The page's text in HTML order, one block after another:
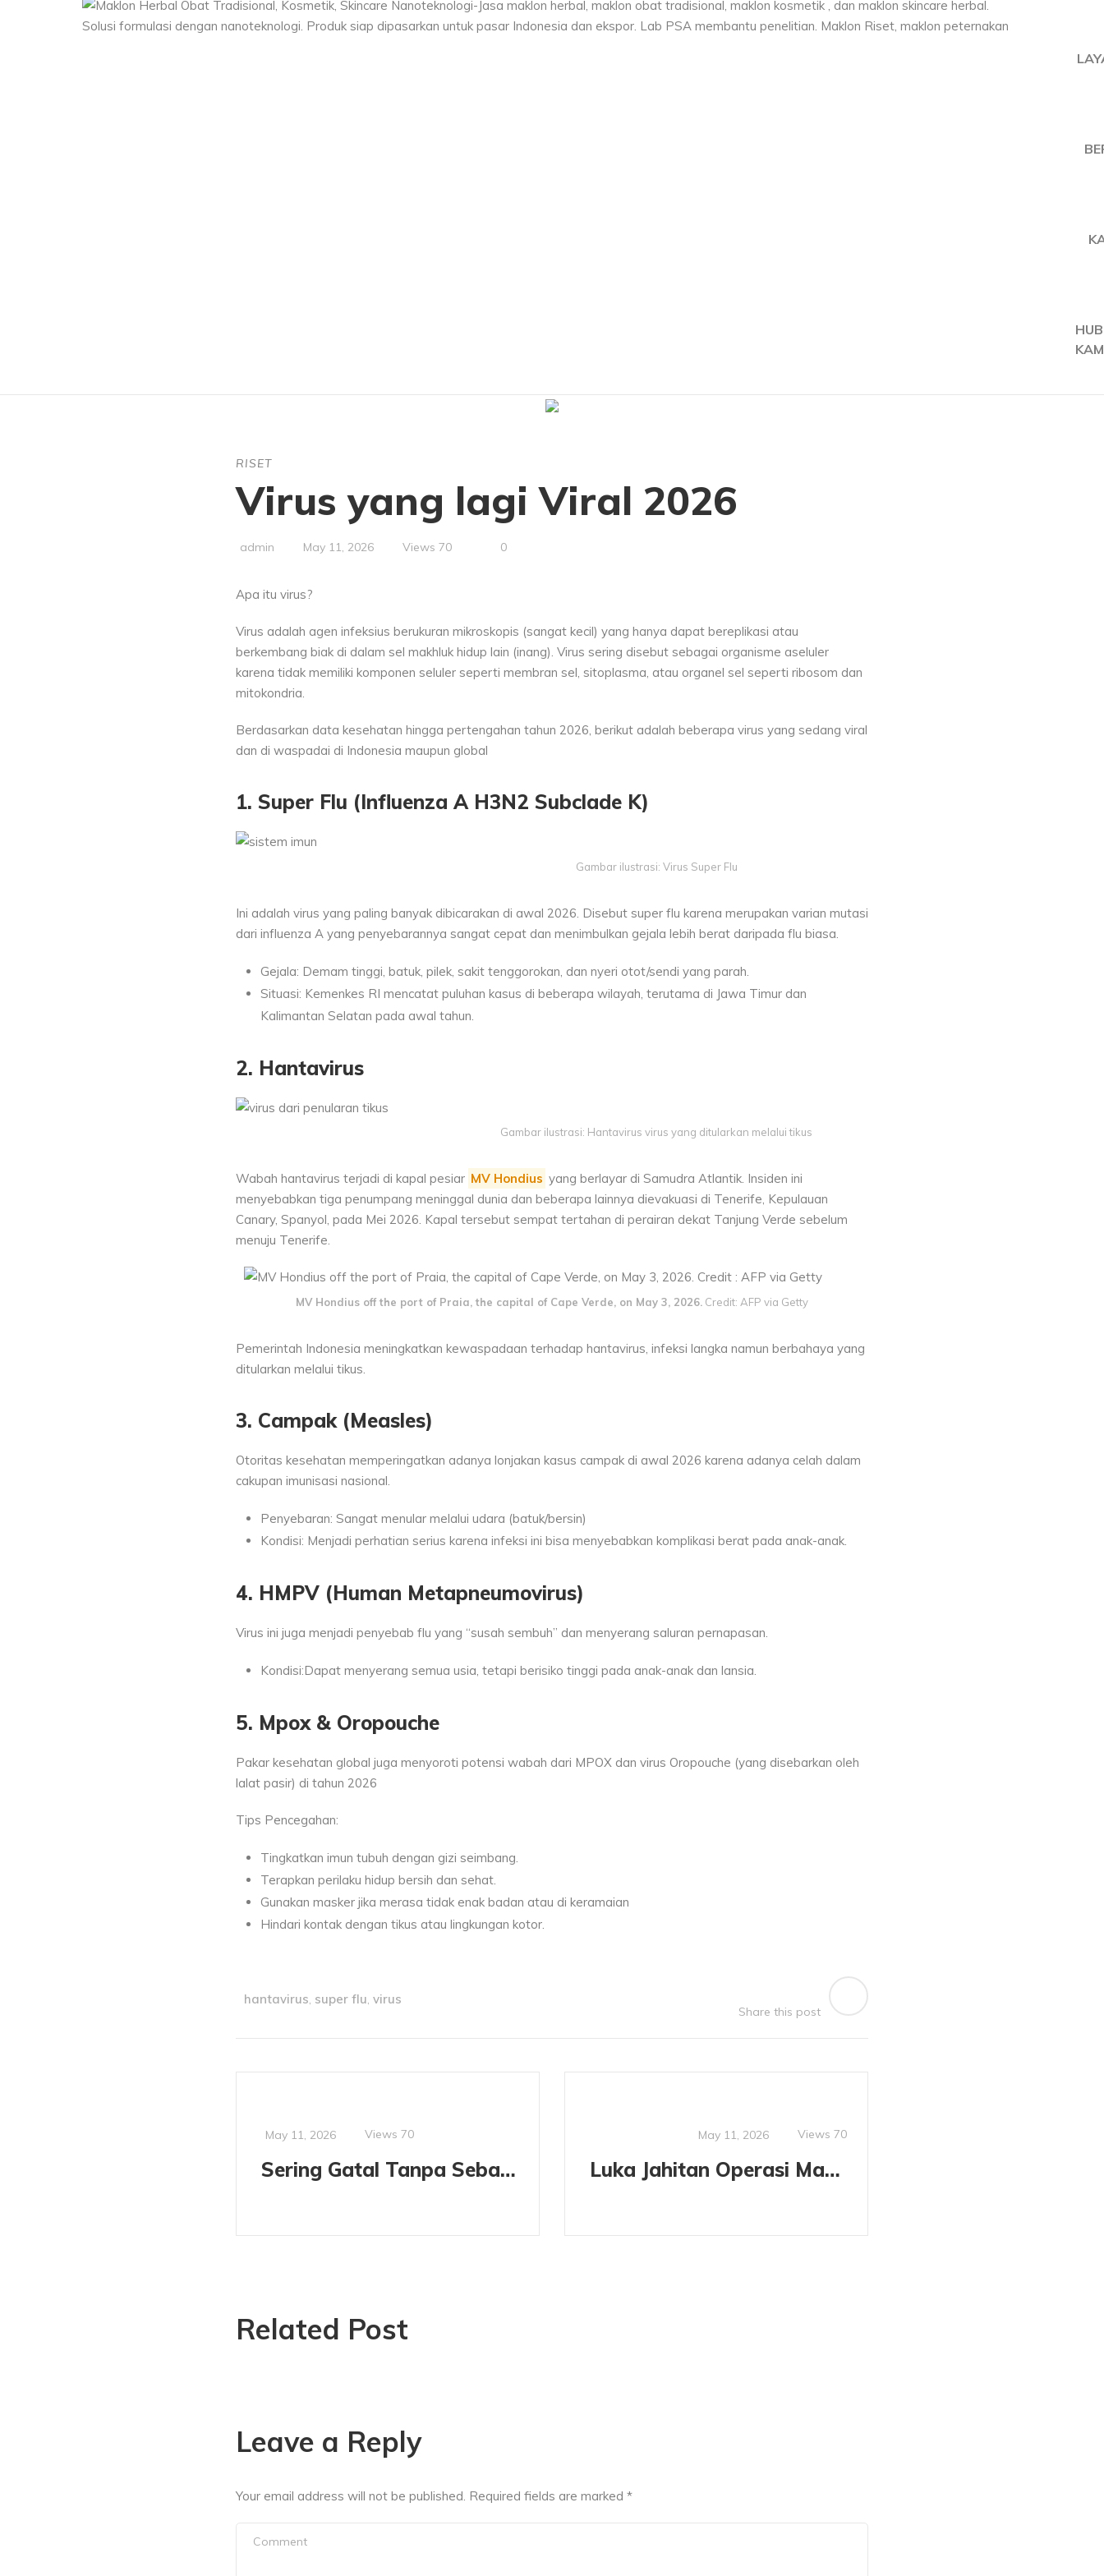
RISET
Virus yang lagi Viral 2026
admin May 11, 2026 Views 70 0
Apa itu virus?
Virus adalah agen infeksius berukuran mikroskopis (sangat kecil) yang hanya dapat bereplikasi atau
berkembang biak di dalam sel makhluk hidup lain (inang). Virus sering disebut sebagai organisme aseluler
karena tidak memiliki komponen seluler seperti membran sel, sitoplasma, atau organel sel seperti ribosom dan
mitokondria.
Berdasarkan data kesehatan hingga pertengahan tahun 2026, berikut adalah beberapa virus yang sedang viral
dan di waspadai di Indonesia maupun global
1. Super Flu (Influenza A H3N2 Subclade K)
Gambar ilustrasi: Virus Super Flu
Ini adalah virus yang paling banyak dibicarakan di awal 2026. Disebut super flu karena merupakan varian mutasi
dari influenza A yang penyebarannya sangat cepat dan menimbulkan gejala lebih berat daripada flu biasa.
Gejala: Demam tinggi, batuk, pilek, sakit tenggorokan, dan nyeri otot/sendi yang parah.
Situasi: Kemenkes RI mencatat puluhan kasus di beberapa wilayah, terutama di Jawa Timur dan
Kalimantan Selatan pada awal tahun.
2. Hantavirus
Gambar ilustrasi: Hantavirus virus yang ditularkan melalui tikus
Wabah hantavirus terjadi di kapal pesiar MV Hondius yang berlayar di Samudra Atlantik. Insiden ini
menyebabkan tiga penumpang meninggal dunia dan beberapa lainnya dievakuasi di Tenerife, Kepulauan
Canary, Spanyol, pada Mei 2026. Kapal tersebut sempat tertahan di perairan dekat Tanjung Verde sebelum
menuju Tenerife.
MV Hondius off the port of Praia, the capital of Cape Verde, on May 3, 2026. Credit: AFP via Getty
Pemerintah Indonesia meningkatkan kewaspadaan terhadap hantavirus, infeksi langka namun berbahaya yang
ditularkan melalui tikus.
3. Campak(Measles)
Otoritas kesehatan memperingatkan adanya lonjakan kasus campak di awal 2026 karena adanya celah dalam
cakupan imunisasi nasional.
Penyebaran: Sangat menular melalui udara (batuk/bersin)
Kondisi: Menjadi perhatian serius karena infeksi ini bisa menyebabkan komplikasi berat pada anak-anak.
4. HMPV (Human Metapneumovirus)
Virus ini juga menjadi penyebab flu yang “susah sembuh” dan menyerang saluran pernapasan.
Kondisi:Dapat menyerang semua usia, tetapi berisiko tinggi pada anak-anak dan lansia.
5. Mpox & Oropouche
Pakar kesehatan global juga menyoroti potensi wabah dari MPOX dan virus Oropouche (yang disebarkan oleh
lalat pasir) di tahun 2026
Tips Pencegahan:
Tingkatkan imun tubuh dengan gizi seimbang.
Terapkan perilaku hidup bersih dan sehat.
Gunakan masker jika merasa tidak enak badan atau di keramaian
Hindari kontak dengan tikus atau lingkungan kotor.
hantavirus super flu virus
Share this post
May 11, 2026 Views 70
Sering Gatal Tanpa Sebab? Ternyata Cairan Alami Ini Bisa Jadi Penyelamat Anda
May 11, 2026 Views 70
Luka Jahitan Operasi Masih basah? Ini Manfaat Albumin Ikan Gabus untuk Penyembuhan.
Related Post
Leave a Reply
Your email address will not be published. Required fields are marked *